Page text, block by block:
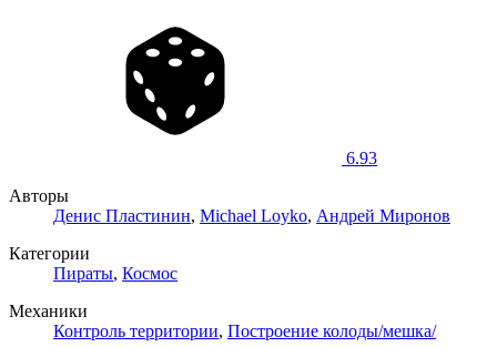
6.93
Авторы
Денис Пластинин, Michael Loyko, Андрей Миронов
Категории
Пираты, Космос
Механики
Контроль территории, Построение колоды/мешка/